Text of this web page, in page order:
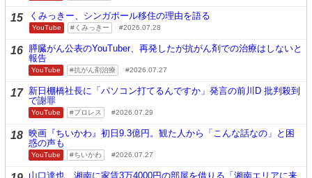
15 くみっきー、シンガポール移住の理由を語る
YouTube くみっきー 2026.07.28
16 膵臓がん公表のYouTuber、再発したが抗がん剤での治療はしないと
報告
YouTube 抗がん剤治療 2026.07.27
17 新日棚橋社長に「パソコン打てるんですか」発言の前川D 批判殺到
で謝罪
YouTube プロレス 2026.07.29
18 映画『ちいかわ』初日9.3億円。観た人から「こんな話なの」と困
惑の声も
YouTube ちいかわ 2026.07.27
山口達也、湘南に家賃3万4000円の部屋を借りる「湘南エリアに来